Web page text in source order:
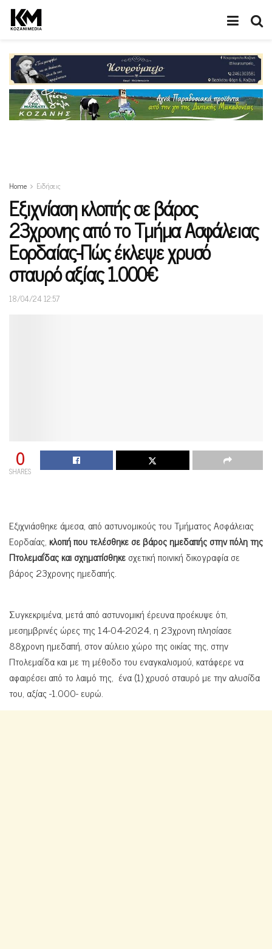
Home Ειδήσεις
Εξιχνίαση κλοπής σε βάρος
23χρονης από το Τμήμα Ασφάλειας
Εορδαίας-Πώς έκλεψε χρυσό
σταυρό αξίας 1.000€
18/04/24 12:57
0
SHARES
Εξιχνιάσθηκε άμεσα, από αστυνομικούς του Τμήματος Ασφάλειας
Εορδαίας, κλοπή που τελέσθηκε σε βάρος ημεδαπής στην πόλη της
Πτολεμαΐδας και σχηματίσθηκεσχετική ποινική δικογραφία σε
βάρος 23χρονης ημεδαπής.
Συγκεκριμένα, μετά από αστυνομική έρευνα προέκυψε ότι,
μεσημβρινές ώρες της 14-04-2024, η 23χρονη πλησίασε
88χρονη ημεδαπή, στον αύλειο χώρο της οικίας της, στην
Πτολεμαΐδα και με τη μέθοδο του εναγκαλισμού, κατάφερε να
αφαιρέσει από το λαιμό της, ένα (1) χρυσό σταυρό με την αλυσίδα
του, αξίας -1.000- ευρώ.